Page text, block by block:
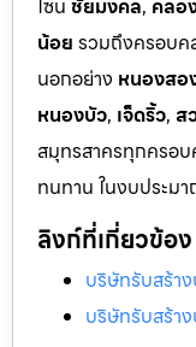
โซน ชัยมงคล, คลอ
น้อย รวมถึงครอบค
นอกอย่าง หนองสอ
หนองบัว, เจ็ดริ้ว, ส
สมุทรสาครทุกครอ
ทนทาน ในงบประม
ลิงก์ที่เกี่ยวข้อง
บริษัทรับสร้า
บริษัทรับสร้า